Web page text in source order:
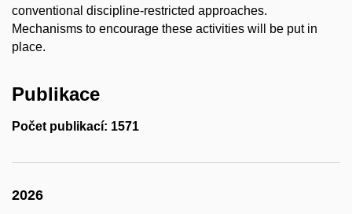
conventional discipline-restricted approaches.
Mechanisms to encourage these activities will be put in
place.
Publikace
Počet publikací: 1571
2026